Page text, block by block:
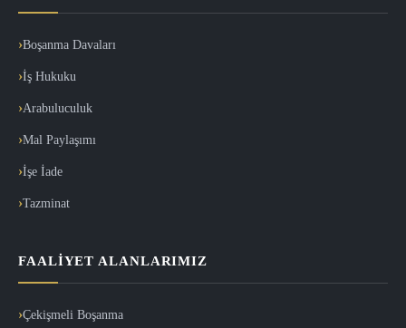
Boşanma Davaları
İş Hukuku
Arabuluculuk
Mal Paylaşımı
İşe İade
Tazminat
FAALIYET ALANLARIMIZ
Çekişmeli Boşanma